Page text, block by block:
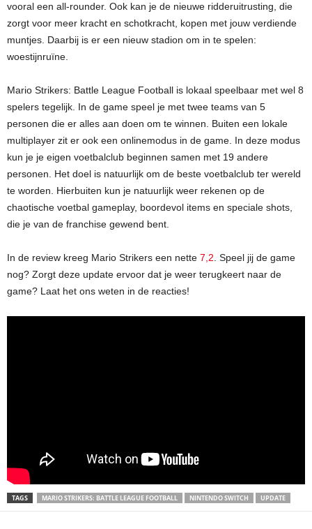
vooral een all-rounder. Ook kan je de nieuwe ridderuitrusting, die
zorgt voor meer kracht en schotkracht, kopen met jouw verdiende
muntjes. Daarbij is er een nieuw stadion om in te spelen:
woestijnruïne.
Mario Strikers: Battle League Football is lokaal speelbaar met wel 8
spelers tegelijk. In de game speel je met twee teams van 5
personen die er alles aan doen om te winnen. Buiten een lokale
multiplayer zit er ook een onlinemodus in de game. In deze modus
kun je je eigen voetbalclub beginnen samen met 19 andere
personen. Het doel is natuurlijk om de beste voetbalclub ter wereld
te worden. Hierbuiten kun je natuurlijk weer rekenen op de
chaotische voetbal gameplay, boordevol items en speciale shots,
die je van de franchise gewend bent.
In de review kreeg Mario Strikers een nette 7,2 . Speel jij de game
nog? Zorgt deze update ervoor dat je weer terugkeert naar de
game? Laat het ons weten in de reacties!
TAGS MARIO STRIKERS: BATTLE LEAGUE FOOTBALL NINTENDO SWITCH UPDATE